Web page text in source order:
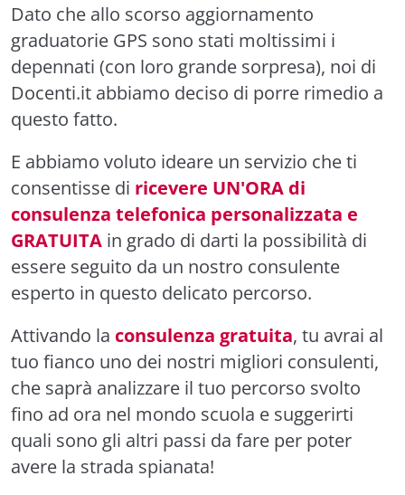
Dato che allo scorso aggiornamento
graduatorie GPS sono stati moltissimi i
depennati (con loro grande sorpresa), noi di
Docenti.it abbiamo deciso di porre rimedio a
questo fatto.
E abbiamo voluto ideare un servizio che ti
consentisse di ricevere UN'ORA di
consulenza telefonica personalizzata e
GRATUITA in grado di darti la possibilità di
essere seguito da un nostro consulente
esperto in questo delicato percorso.
Attivando la consulenza gratuita, tu avrai al
tuo fianco uno dei nostri migliori consulenti,
che saprà analizzare il tuo percorso svolto
fino ad ora nel mondo scuola e suggerirti
quali sono gli altri passi da fare per poter
avere la strada spianata!